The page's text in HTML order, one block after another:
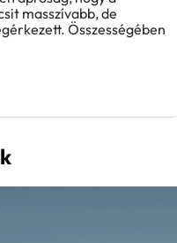
Összességében